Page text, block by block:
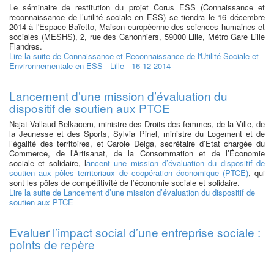
Le séminaire de restitution du projet Corus ESS (Connaissance et
reconnaissance de l’utilité sociale en ESS) se tiendra le 16 décembre
2014 à l'Espace Baïetto, Maison européenne des sciences humaines et
sociales (MESHS), 2, rue des Canonniers, 59000 Lille, Métro Gare Lille
Flandres.
Lire la suite de Connaissance et Reconnaissance de l'Utilité Sociale et
Environnementale en ESS - Lille - 16-12-2014
Lancement d’une mission d’évaluation du
dispositif de soutien aux PTCE
Najat Vallaud-Belkacem, ministre des Droits des femmes, de la Ville, de
la Jeunesse et des Sports, Sylvia Pinel, ministre du Logement et de
l’égalité des territoires, et Carole Delga, secrétaire d’Etat chargée du
Commerce, de l’Artisanat, de la Consommation et de l’Économie
sociale et solidaire, lancent une mission d’évaluation du dispositif de
soutien aux pôles territoriaux de coopération économique (PTCE), qui
sont les pôles de compétitivité de l’économie sociale et solidaire.
Lire la suite de Lancement d’une mission d’évaluation du dispositif de
soutien aux PTCE
Evaluer l’impact social d’une entreprise sociale :
points de repère